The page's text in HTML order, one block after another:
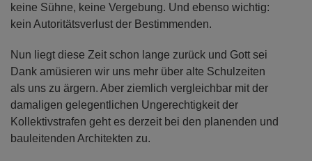
keine Sühne, keine Vergebung. Und ebenso wichtig:
kein Autoritätsverlust der Bestimmenden.
Nun liegt diese Zeit schon lange zurück und Gott sei
Dank amüsieren wir uns mehr über alte Schulzeiten
als uns zu ärgern. Aber ziemlich vergleichbar mit der
damaligen gelegentlichen Ungerechtigkeit der
Kollektivstrafen geht es derzeit bei den planenden und
bauleitenden Architekten zu.